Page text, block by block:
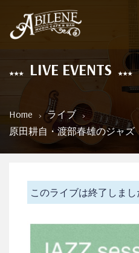
LIVE EVENTS
Home
ライブ
原田耕自・渡部春雄のジャズ
このライブは終了しまし